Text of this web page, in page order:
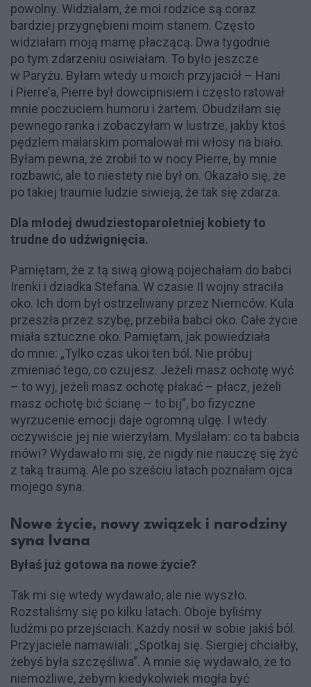
powolny. Widziałam, że moi rodzice są coraz
bardziej przygnębieni moim stanem. Często
widziałam moją mamę płaczącą. Dwa tygodnie
po tym zdarzeniu osiwiałam. To było jeszcze
w Paryżu. Byłam wtedy u moich przyjaciół – Hani
i Pierre’a, Pierre był dowcipnisiem i często ratował
mnie poczuciem humoru i żartem. Obudziłam się
pewnego ranka i zobaczyłam w lustrze, jakby ktoś
pędzlem malarskim pomalował mi włosy na biało.
Byłam pewna, że zrobił to w nocy Pierre, by mnie
rozbawić, ale to niestety nie był on. Okazało się, że
po takiej traumie ludzie siwieją, że tak się zdarza.
Dla młodej dwudziestoparoletniej kobiety to
trudne do udźwignięcia.
Pamiętam, że z tą siwą głową pojechałam do babci
Irenki i dziadka Stefana. W czasie II wojny straciła
oko. Ich dom był ostrzeliwany przez Niemców. Kula
przeszła przez szybę, przebiła babci oko. Całe życie
miała sztuczne oko. Pamiętam, jak powiedziała
do mnie: „Tylko czas ukoi ten ból. Nie próbuj
zmieniać tego, co czujesz. Jeżeli masz ochotę wyć
– to wyj, jeżeli masz ochotę płakać – płacz, jeżeli
masz ochotę bić ścianę – to bij”, bo fizyczne
wyrzucenie emocji daje ogromną ulgę. I wtedy
oczywiście jej nie wierzyłam. Myślałam: co ta babcia
mówi? Wydawało mi się, że nigdy nie nauczę się żyć
z taką traumą. Ale po sześciu latach poznałam ojca
mojego syna.
Nowe życie, nowy związek i narodziny
syna Ivana
Byłaś już gotowa na nowe życie?
Tak mi się wtedy wydawało, ale nie wyszło.
Rozstaliśmy się po kilku latach. Oboje byliśmy
ludźmi po przejściach. Każdy nosił w sobie jakiś ból.
Przyjaciele namawiali: „Spotkaj się. Siergiej chciałby,
żebyś była szczęśliwa”. A mnie się wydawało, że to
niemożliwe, żebym kiedykolwiek mogła być